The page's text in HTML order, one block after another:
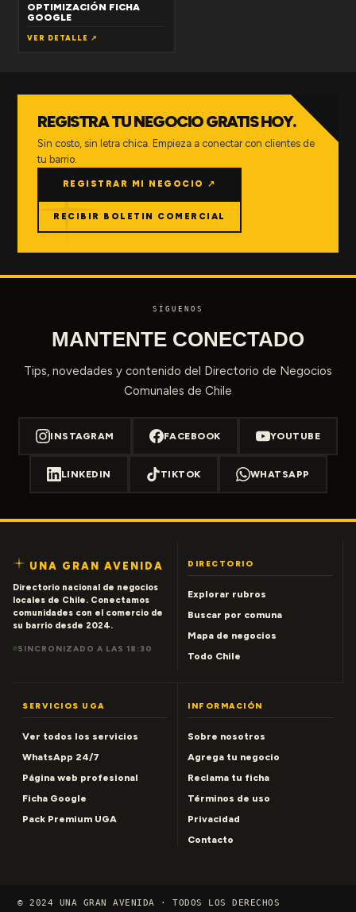
OPTIMIZACIÓN FICHA
GOOGLE
VER DETALLE ↗
REGISTRA TU NEGOCIO GRATIS HOY.
Sin costo, sin letra chica. Empieza a conectar con clientes de
tu barrio.
REGISTRAR MI NEGOCIO ↗
RECIBIR BOLETIN COMERCIAL
SÍGUENOS
MANTENTE CONECTADO
Tips, novedades y contenido del Directorio de Negocios
Comunales de Chile
INSTAGRAM FACEBOOK YOUTUBE
LINKEDIN TIKTOK WHATSAPP
UNA GRAN AVENIDA
Directorio nacional de negocios
locales de Chile. Conectamos
comunidades con el comercio de
su barrio desde 2024.
SINCRONIZADO A LAS 18:30
DIRECTORIO
Explorar rubros
Buscar por comuna
Mapa de negocios
Todo Chile
SERVICIOS UGA
Ver todos los servicios
WhatsApp 24/7
Página web profesional
Ficha Google
Pack Premium UGA
INFORMACIÓN
Sobre nosotros
Agrega tu negocio
Reclama tu ficha
Términos de uso
Privacidad
Contacto
© 2024 UNA GRAN AVENIDA · TODOS LOS DERECHOS